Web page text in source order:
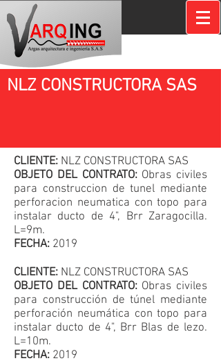
NLZ CONSTRUCTORA SAS
CLIENTE: NLZ CONSTRUCTORA SAS
OBJETO DEL CONTRATO: Obras civiles
para construccion de tunel mediante
perforacion neumatica con topo para
instalar ducto de 4", Brr Zaragocilla.
L=9m.
FECHA: 2019
CLIENTE: NLZ CONSTRUCTORA SAS
OBJETO DEL CONTRATO: Obras civiles
para construcción de túnel mediante
perforación neumática con topo para
instalar ducto de 4", Brr Blas de lezo.
L=10m.
FECHA: 2019